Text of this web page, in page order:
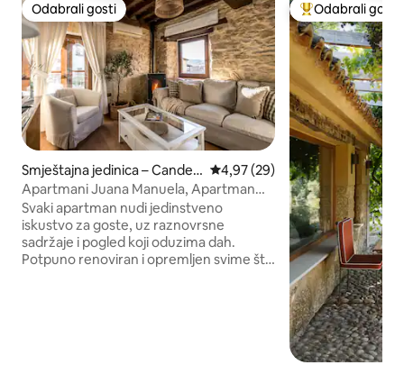
Odabrali gosti
Odabrali gosti
Smještajna jedinica – Candela
rio
Prosječna ocjena: 4,97/5,
4,97 (29)
Apartmani Juana Manuela, Apartman
Puente...
Svaki apartman nudi jedinstveno
iskustvo za goste, uz raznovrsne
sadržaje i pogled koji oduzima dah.
Potpuno renoviran i opremljen svime što
Među najviše
Odabrali gosti